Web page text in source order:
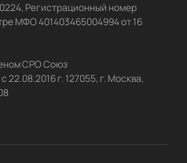
Регистрационный номер
МФО 401403465004994 от 16
СРО Союз
г. 127055, г. Москва,